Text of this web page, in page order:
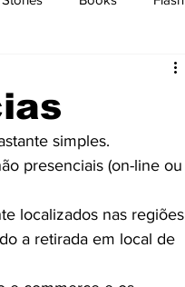
simples.
presenciais (on-line ou
localizados nas regiões
a retirada em local de